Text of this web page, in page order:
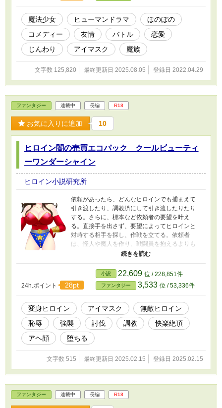
魔法少女 ヒューマンドラマ
ほのぼの
コメディー
友情 バトル
恋愛
じんわり
アイマスク 魔族
文字数 125,820 最終更新日 2025.08.05 登録日 2022.04.29
ファンタジー 連載中 長編 R18
お気に入りに追加 10
ヒロイン闇の売買エコパック クールビューティ
ーワンダーシャイン
ヒロイン小説研究所
依頼があったら、どんなヒロインでも捕まえて
引き渡したり、調教済にして引き渡したりたり
する。さらに、標本など依頼者の要望を叶え
る。直接手を出さず、要望によってヒロインと
対峙する相手を探し、作戦を立てる。依頼者
は、怪人や魔人を作り、戦闘員を抱えるよりも
安上がりに希望が叶えられ、強襲したり、肉便
器に堕とせる。
24h.ポイント 28pt
小説 22,609 位 / 228,851件
ファンタジー 3,533 位 / 53,336件
変身ヒロイン アイマスク
無敵ヒロイン
恥辱
強襲 討伐 調教
快楽絶頂
アヘ顔
堕ちる
文字数 515 最終更新日 2025.02.15 登録日 2025.02.15
ファンタジー 連載中 長編 R18